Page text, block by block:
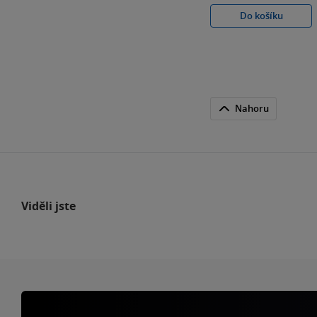
Do košíku
Nahoru
Viděli jste